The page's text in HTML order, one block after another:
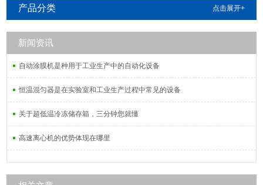
产品分类 点击展开+
新闻资讯
自动涂膜机是种用于工业生产中的自动化设备
恒温混匀器是在实验室和工业生产过程中常见的设备
关于超低温冷冻储存箱，三分钟您就懂
高速离心机的优势体现在哪里